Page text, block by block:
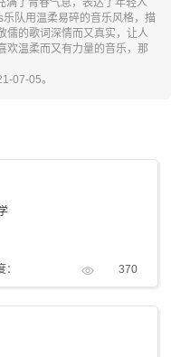
满了青春气息，表达了年轻人
队用温柔易碎的音乐风格，描
儒的歌词深情而又真实，让人
欢温柔而又有力量的音乐，那
07-05。
370